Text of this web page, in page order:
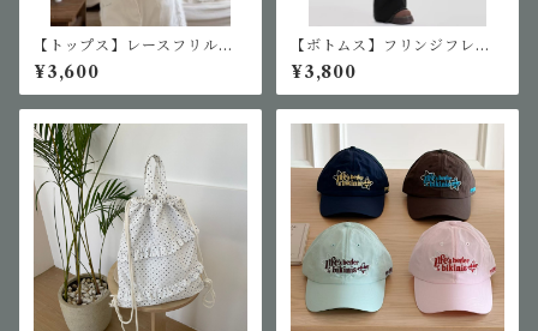
【トップス】レースフリル半
袖ブラウス
¥3,600
【ボトムス】フリンジフレア
デニム
¥3,800